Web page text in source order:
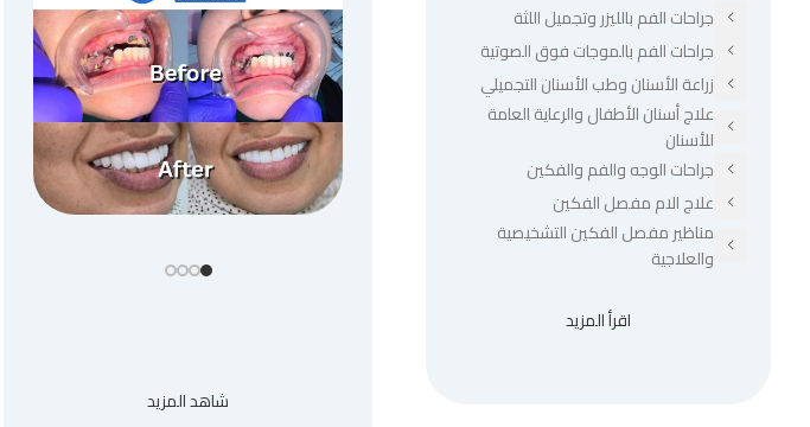
جراحات الفم بالليزر وتجميل اللثة
جراحات الفم بالموجات فوق الصوتية
زراعة الأسنان وطب الأسنان التجميلي
علاج أسنان الأطفال والرعاية العامة
للأسنان
جراحات الوجه والفم والفكين
علاج الام مفصل الفكين
مناظير مفصل الفكين التشخيصية
والعلاجية
اقرأ المزيد
شاهد المزيد